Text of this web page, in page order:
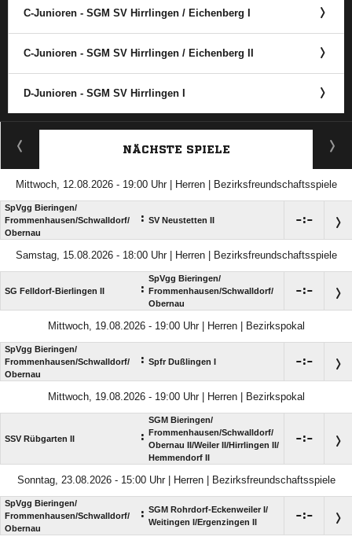
C-Junioren - SGM SV Hirrlingen /​ Eichenberg I
C-Junioren - SGM SV Hirrlingen /​ Eichenberg II
D-Junioren - SGM SV Hirrlingen I
ANZEIGE
NÄCHSTE SPIELE
Mittwoch, 12.08.2026 - 19:00 Uhr | Herren | Bezirksfreundschaftsspiele
SpVgg Bieringen/​
Frommenhausen/​Schwalldorf/​
Obernau
: SV Neustetten II :
Samstag, 15.08.2026 - 18:00 Uhr | Herren | Bezirksfreundschaftsspiele
SG Felldorf-Bierlingen II :
SpVgg Bieringen/​
Frommenhausen/​Schwalldorf/​
Obernau
:
Mittwoch, 19.08.2026 - 19:00 Uhr | Herren | Bezirkspokal
SpVgg Bieringen/​
Frommenhausen/​Schwalldorf/​
Obernau
: Spfr Dußlingen I :
Mittwoch, 19.08.2026 - 19:00 Uhr | Herren | Bezirkspokal
SSV Rübgarten II :
SGM Bieringen/​
Frommenhausen/​Schwalldorf/​
Obernau II/​Weiler II/​Hirrlingen II/​
Hemmendorf II
:
Sonntag, 23.08.2026 - 15:00 Uhr | Herren | Bezirksfreundschaftsspiele
SpVgg Bieringen/​
Frommenhausen/​Schwalldorf/​
Obernau
: SGM Rohrdorf-Eckenweiler I/​
Weitingen I/​Ergenzingen II
: